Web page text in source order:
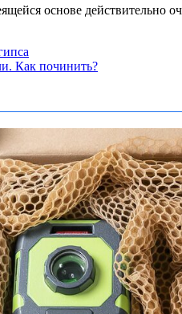
основе действительно
Как починить?